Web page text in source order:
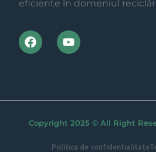
eficiente în domeniul
Copyright 2025 © All Right
Politica de confidentialitate